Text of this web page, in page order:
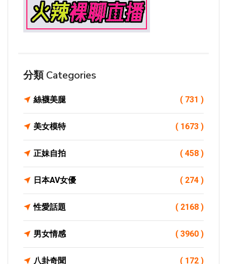
分類 Categories
絲襪美腿 ( 731 )
美女模特 ( 1673 )
正妹自拍 ( 458 )
日本AV女優 ( 274 )
性愛話題 ( 2168 )
男女情感 ( 3960 )
八卦奇聞 ( 172 )